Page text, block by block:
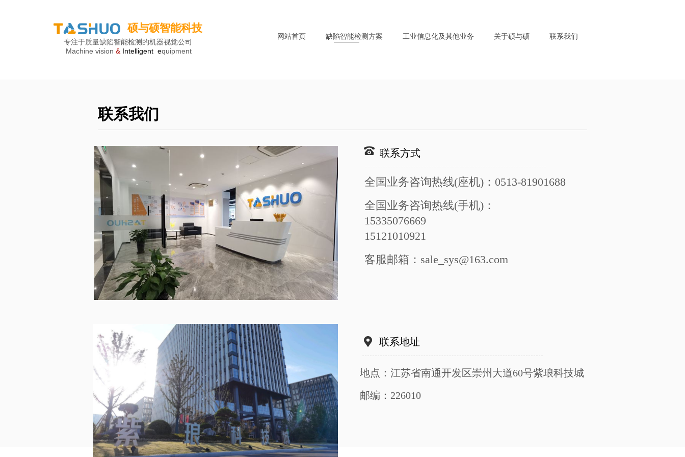
硕与硕智能科技
网站首页 缺陷智能检测方案 工业信息化及其他业务 关于硕与硕 联系我们
专注于质量缺陷智能检测的机器视觉公司
Machine vision & Intelligent equipment
联系方式
全国业务咨询热线(座机)：0513-81901688
全国业务咨询热线(手机) ：
15335076669
15121010921
客服邮箱：sale_sys@163.com
联系地址
联系我们
地点：江苏省南通开发区崇州大道60号紫琅科技城
邮编：226010